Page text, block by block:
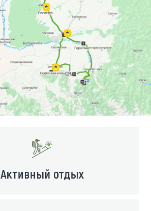
Активный отдых